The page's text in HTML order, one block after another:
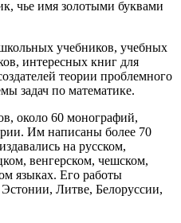
чье имя золотыми буквами
учебников, учебных
интересных книг для
теории проблемного
задач по математике.
около 60 монографий,
Им написаны более 70
на русском,
венгерском, чешском,
языках. Его работы
Литве, Белоруссии,